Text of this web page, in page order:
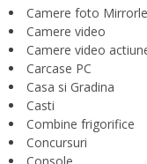
Camere foto
Camere video
Camere video
Carcase PC
Casa si Gradina
Casti
Combine frigorifice
Concursuri